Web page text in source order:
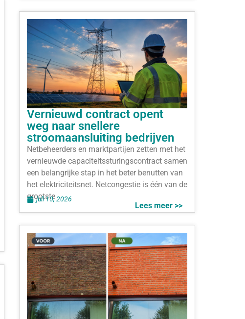
Vernieuwd contract opent
weg naar snellere
stroomaansluiting bedrijven
Netbeheerders en marktpartijen zetten met het
vernieuwde capaciteitssturingscontract samen
een belangrijke stap in het beter benutten van
het elektriciteitsnet. Netcongestie is één van de
grootste
Lees meer >>
juli 10, 2026